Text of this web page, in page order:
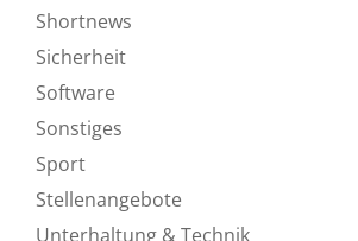
Shortnews
Sicherheit
Software
Sonstiges
Sport
Stellenangebote
Unterhaltung & Technik